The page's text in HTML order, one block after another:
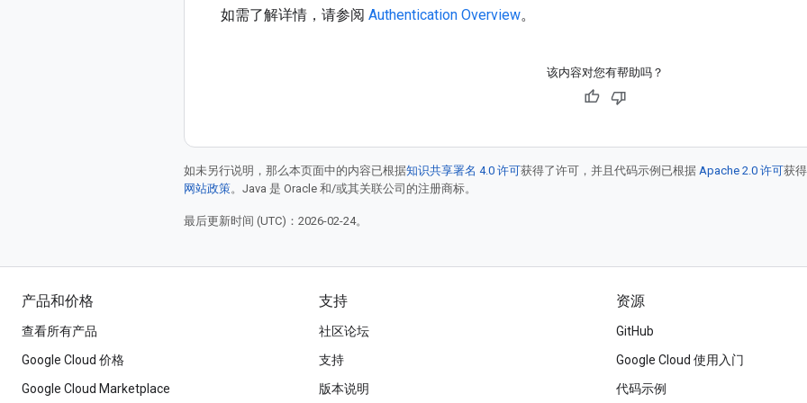
如需了解详情，请参阅 Authentication Overview。
该内容对您有帮助吗？
如未另行说明，那么本页面中的内容已根据知识共享署名 4.0 许可获得了许可，并且代码示例已根据 Apache 2.0 许可获
网站政策。Java 是 Oracle 和/或其关联公司的注册商标。
最后更新时间 (UTC)：2026-02-24。
产品和价格
查看所有产品
Google Cloud 价格
Google Cloud Marketplace
支持
社区论坛
支持
版本说明
资源
GitHub
Google Cloud 使用入门
代码示例